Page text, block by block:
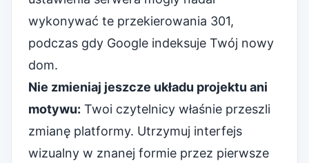
wykonywać te przekierowania 301,
podczas gdy Google indeksuje Twój nowy
dom.
Nie zmieniaj jeszcze układu projektu ani
motywu: Twoi czytelnicy właśnie przeszli
zmianę platformy. Utrzymuj interfejs
wizualny w znanej formie przez pierwsze